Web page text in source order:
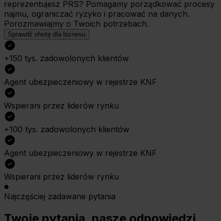
reprezentujesz PRS? Pomagamy porządkować procesy
najmu, ograniczać ryzyko i pracować na danych.
Porozmawiajmy o Twoich potrzebach.
Sprawdź ofertę dla biznesu
+150 tys. zadowolonych klientów
Agent ubezpieczeniowy w rejestrze KNF
Wspierani przez liderów rynku
+100 tys. zadowolonych klientów
Agent ubezpieczeniowy w rejestrze KNF
Wspierani przez liderów rynku
Najczęściej zadawane pytania